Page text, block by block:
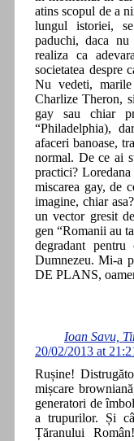
atins scopul de a
lungul istoriei,
paduchi, daca
realiza ca
societatea despre
Nu vedeti,
Charlize Theron,
gay sau chiar
“Philadelphia),
afaceri banoase,
normal. De ce ai
practici? Loredana
miscarea gay, de
imagine, chiar
un vector gresit
gen “Romanii au
degradant
Dumnezeu. Mi-a
DE PLANS,
Ioan Savu,
20/02/2013 at
Rușine!
mișcare
generatori de
a trupurilor. Și
Țăranului